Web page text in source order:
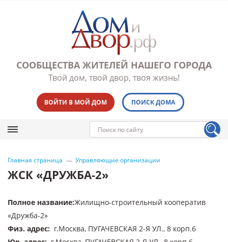
СООБЩЕСТВА ЖИТЕЛЕЙ НАШЕГО ГОРОДА
Твой дом, твой двор, твоя жизнь!
ВОЙТИ В МОЙ ДОМ ПОИСК ДОМА
Главная страница Управляющие организации
ЖСК «ДРУЖБА-2»
Полное название:Жилищно-строительный кооператив
«Дружба-2»
Физ. адрес: г.Москва, ПУГАЧЕВСКАЯ 2-Я УЛ., 8 корп.6